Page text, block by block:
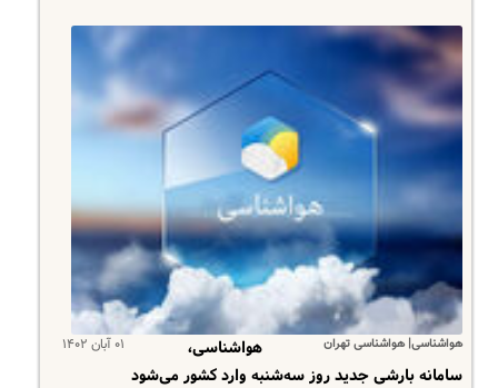
هواشناسی| هواشناسی تهران ۰۱ آبان ۱۴۰۲
هواشناسی،
سامانه بارشی جدید روز سه‌شنبه وارد کشور می‌شود